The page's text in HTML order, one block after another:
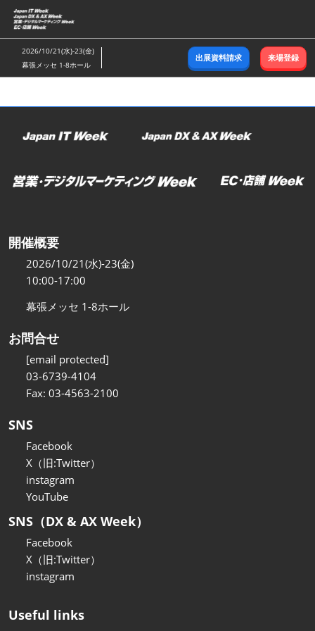
ス
キ
ッ
し
2026/10/21(水)-23(金)
幕張メッセ 1-8ホール
出展資料請求 来場登録
開催概要
2026/10/21(水)-23(金)
10:00-17:00
幕張メッセ 1-8ホール
お問合せ
[email protected]
03-6739-4104
Fax: 03-4563-2100
SNS
Facebook
X（旧:Twitter）
instagram
YouTube
SNS（DX & AX Week）
Facebook
X（旧:Twitter）
instagram
Useful links